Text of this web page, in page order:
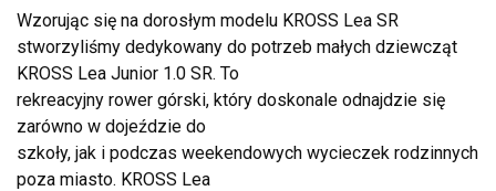
Wzorując się na dorosłym modelu KROSS Lea SR
stworzyliśmy dedykowany do potrzeb małych dziewcząt
KROSS Lea Junior 1.0 SR. To
rekreacyjny rower górski, który doskonale odnajdzie się
zarówno w dojeździe do
szkoły, jak i podczas weekendowych wycieczek rodzinnych
poza miasto. KROSS Lea